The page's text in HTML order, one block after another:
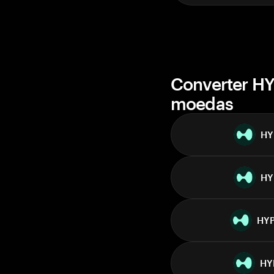
Converter
moedas